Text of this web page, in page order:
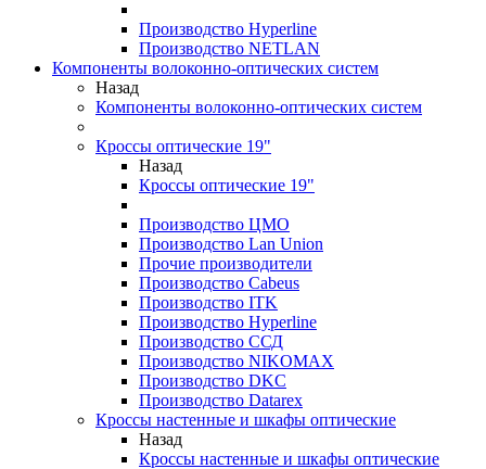
Производство Hyperline
Производство NETLAN
Компоненты волоконно-оптических систем
Назад
Компоненты волоконно-оптических систем
Кроссы оптические 19"
Назад
Кроссы оптические 19"
Производство ЦМО
Производство Lan Union
Прочие производители
Производство Cabeus
Производство ITK
Производство Hyperline
Производство ССД
Производство NIKOMAX
Производство DKC
Производство Datarex
Кроссы настенные и шкафы оптические
Назад
Кроссы настенные и шкафы оптические